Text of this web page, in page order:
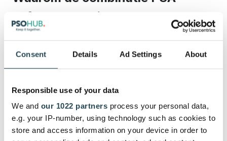
Consent Details Ad Settings About
Responsible use of your data
We and our 1022 partners process your personal data,
e.g. your IP-number, using technology such as cookies to
store and access information on your device in order to
software – project management
software een garantie op succes
is?
vormen een complementair duo door de voordelen
die ze opleveren voor je PSO (Project Support
Office); waarbij PSA haar pijlen richt op de financiële
kant en de project management oplossingen zich